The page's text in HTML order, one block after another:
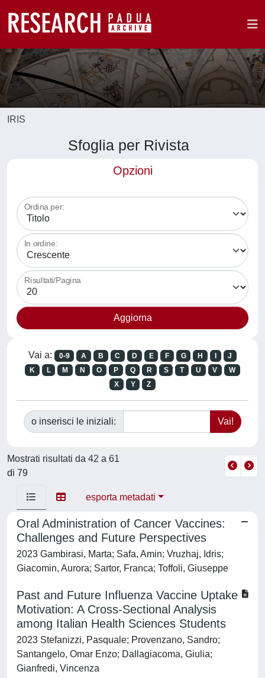
IRIS
Sfoglia per Rivista
Opzioni
Ordina per:
In ordine:
Risultati/Pagina
Vai a: 0-9 A B C D E F G H
J
K
L M N O P Q R S T U V
W
X
Y Z
o inserisci le iniziali:
Mostrati risultati da 42 a 61
di 79
esporta metadati
Oral Administration of Cancer Vaccines:
Challenges and Future Perspectives
2023 Gambirasi, Marta; Safa, Amin; Vruzhaj, Idris;
Giacomin, Aurora; Sartor, Franca; Toffoli, Giuseppe
Past and Future Influenza Vaccine Uptake
Motivation: A Cross-Sectional Analysis
among Italian Health Sciences Students
2023 Stefanizzi, Pasquale; Provenzano, Sandro;
Santangelo, Omar Enzo; Dallagiacoma, Giulia;
Gianfredi, Vincenza